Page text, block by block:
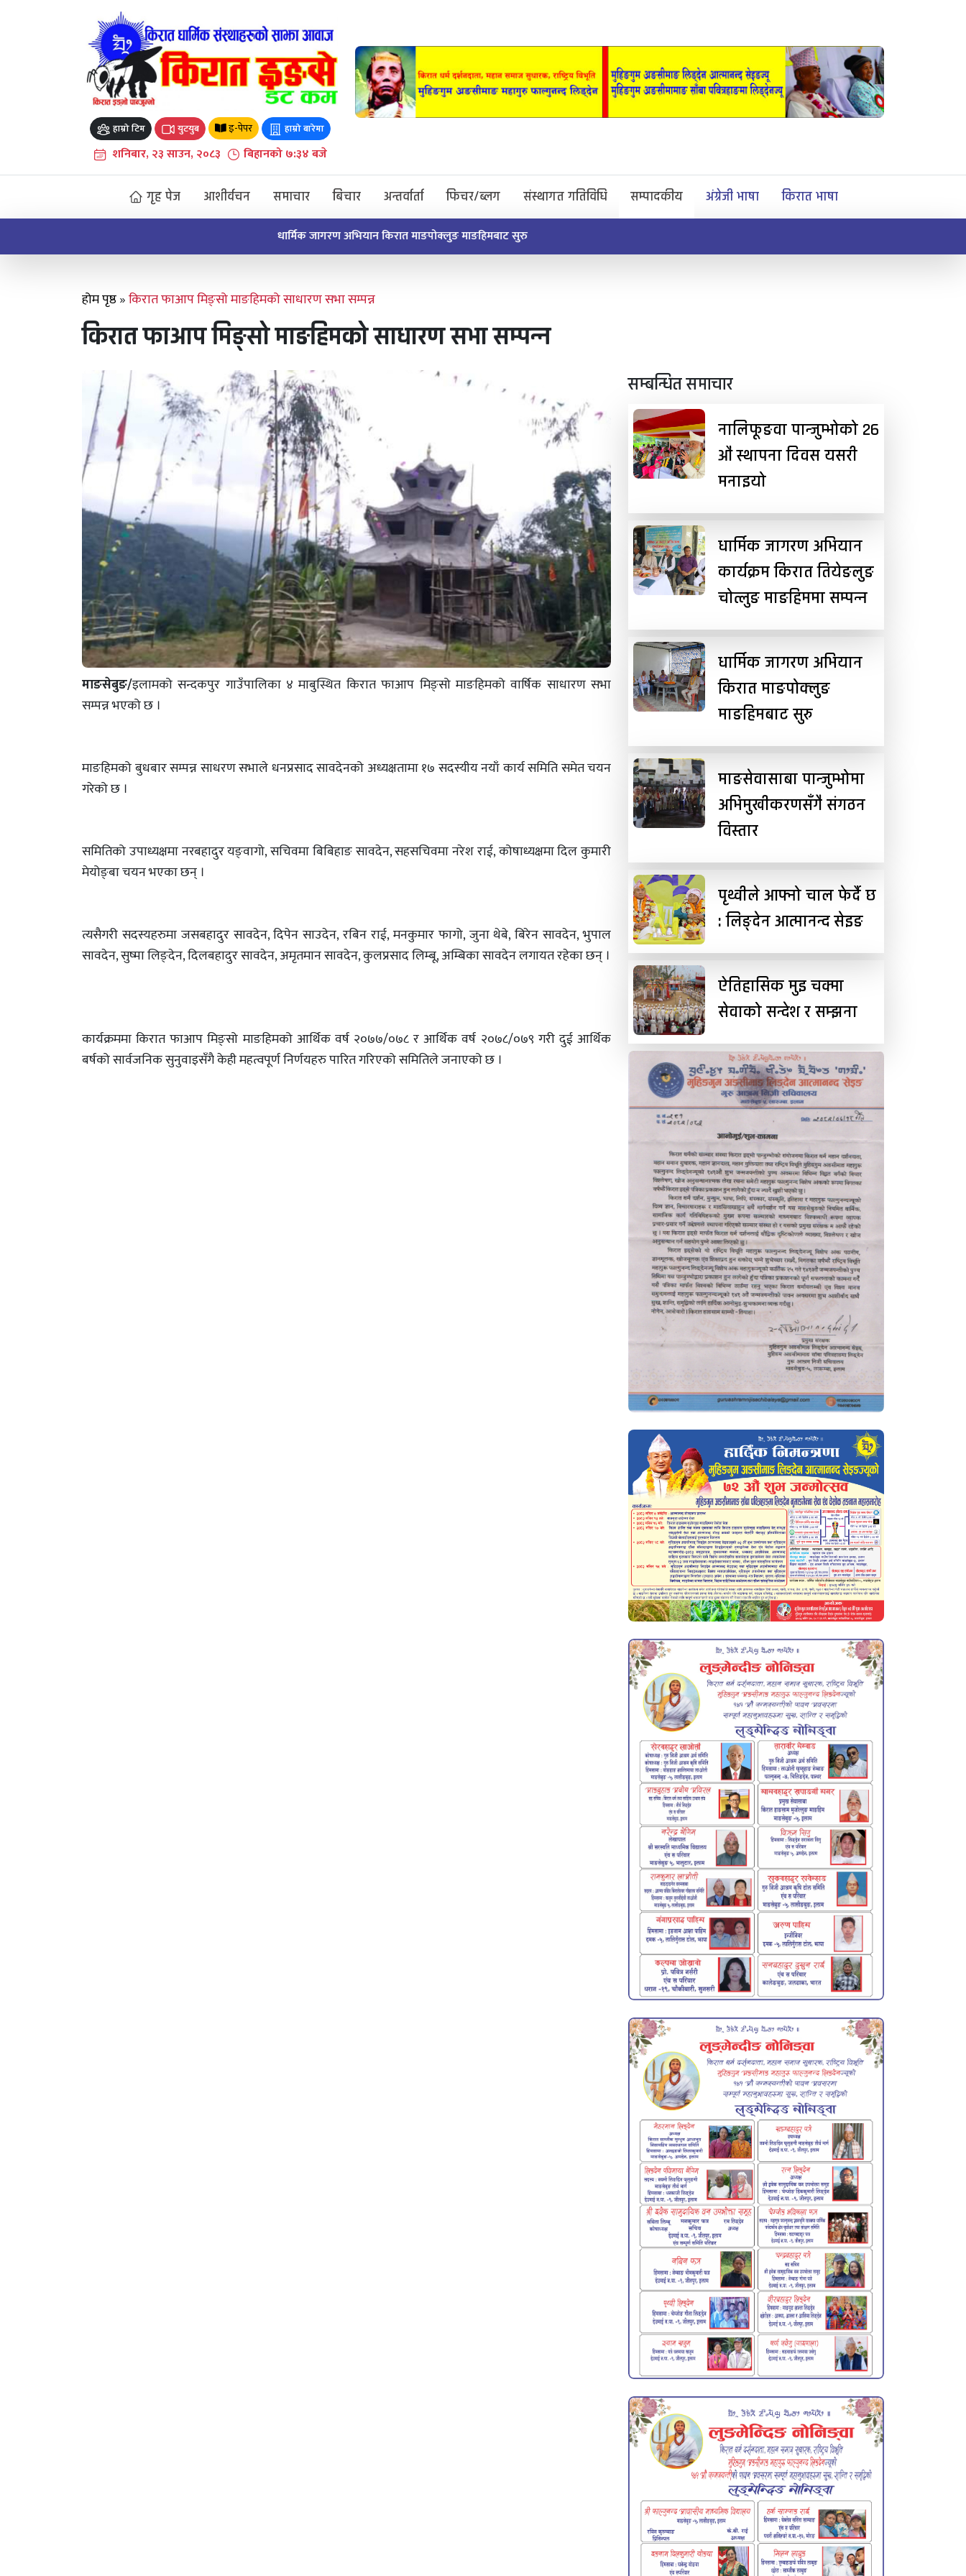
हाम्रो टिम युटयुब इ-पेपर हाम्रो बारेमा
शनिबार, २३ साउन, २०८३ बिहानको ७:३४ बजे
गृह पेज आशीर्वचन समाचार बिचार अन्तर्वार्ता फिचर/ब्लग संस्थागत गतिविधि सम्पादकीय अंग्रेजी भाषा किरात भाषा
धार्मिक जागरण अभियान किरात माङपोक्लुङ माङहिमबाट सुरु
होम पृष्ठ»किरात फाआप मिङ्सो माङहिमको साधारण सभा सम्पन्न
किरात फाआप मिङ्सो माङहिमको साधारण सभा सम्पन्न
माङसेबुङ/इलामको सन्दकपुर गाउँपालिका ४ माबुस्थित किरात फाआप मिङ्सो माङहिमको वार्षिक साधारण सभा
सम्पन्न भएको छ ।
माङहिमको बुधबार सम्पन्न साधरण सभाले धनप्रसाद सावदेनको अध्यक्षतामा १७ सदस्यीय नयाँ कार्य समिति समेत चयन
गरेको छ ।
समितिको उपाध्यक्षमा नरबहादुर यङ्वागो, सचिवमा बिबिहाङ सावदेन, सहसचिवमा नरेश राई, कोषाध्यक्षमा दिल कुमारी
मेयोङ्बा चयन भएका छन् ।
त्यसैगरी सदस्यहरुमा जसबहादुर सावदेन, दिपेन साउदेन, रबिन राई, मनकुमार फागो, जुना थेबे, बिरेन सावदेन, भुपाल
सावदेन, सुष्मा लिङ्देन, दिलबहादुर सावदेन, अमृतमान सावदेन, कुलप्रसाद लिम्बू, अम्बिका सावदेन लगायत रहेका छन् ।
कार्यक्रममा किरात फाआप मिङ्सो माङहिमको आर्थिक वर्ष २०७७/०७८ र आर्थिक वर्ष २०७८/०७९ गरी दुई आर्थिक
बर्षको सार्वजनिक सुनुवाइसँगै केही महत्वपूर्ण निर्णयहरु पारित गरिएको समितिले जनाएको छ ।
सम्बन्धित समाचार
नालिफूङवा पान्जुम्भोको २६
औं स्थापना दिवस यसरी
मनाइयो
धार्मिक जागरण अभियान
कार्यक्रम किरात तियेङलुङ
चोत्लुङ माङहिममा सम्पन्न
धार्मिक जागरण अभियान
किरात माङपोक्लुङ
माङहिमबाट सुरु
माङसेवासाबा पान्जुम्भोमा
अभिमुखीकरणसँगै संगठन
विस्तार
पृथ्वीले आफ्नो चाल फेर्दै छ
: लिङ्देन आत्मानन्द सेइङ
ऐतिहासिक मुइ चक्मा
सेवाको सन्देश र सम्झना